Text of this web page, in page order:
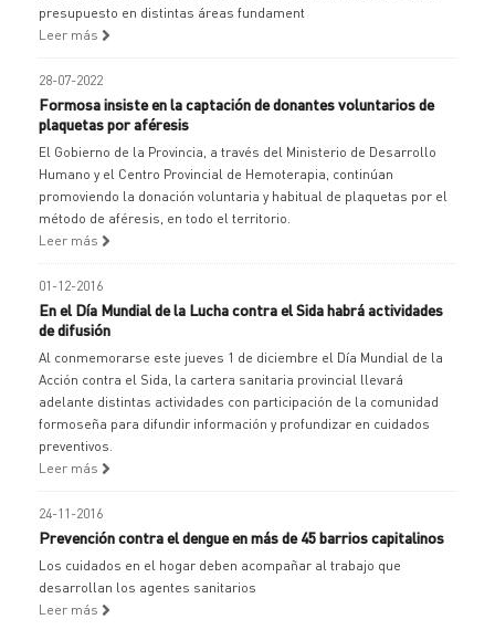
presupuesto en distintas áreas fundament
Leer más
28-07-2022
Formosa insiste en la captación de donantes voluntarios de
plaquetas por aféresis
El Gobierno de la Provincia, a través del Ministerio de Desarrollo
Humano y el Centro Provincial de Hemoterapia, continúan
promoviendo la donación voluntaria y habitual de plaquetas por el
método de aféresis, en todo el territorio.
Leer más
01-12-2016
En el Día Mundial de la Lucha contra el Sida habrá actividades
de difusión
Al conmemorarse este jueves 1 de diciembre el Día Mundial de la
Acción contra el Sida, la cartera sanitaria provincial llevará
adelante distintas actividades con participación de la comunidad
formoseña para difundir información y profundizar en cuidados
preventivos.
Leer más
24-11-2016
Prevención contra el dengue en más de 45 barrios capitalinos
Los cuidados en el hogar deben acompañar al trabajo que
desarrollan los agentes sanitarios
Leer más